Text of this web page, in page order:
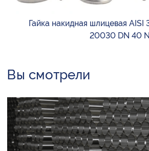
Гайка накидная шлицевая AISI
20030 DN 40
Вы смотрели